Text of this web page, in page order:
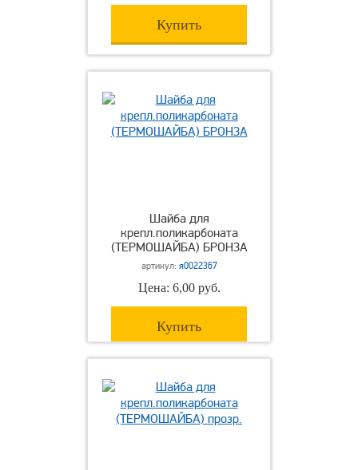
Купить
Шайба для
крепл.поликарбоната
(ТЕРМОШАЙБА) БРОНЗА
артикул: я0022367
Цена: 6,00 руб.
Купить